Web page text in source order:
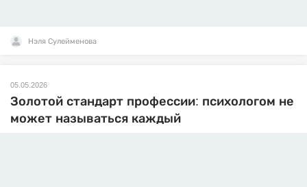
Нэля Сулейменова
05.05.2026
Золотой стандарт профессии: психологом не
может называться каждый